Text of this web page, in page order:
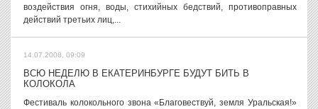
воздействия огня, воды, стихийных бедствий, противоправных
действий третьих лиц,...
14.07.2008, 09:09
ВСЮ НЕДЕЛЮ В ЕКАТЕРИНБУРГЕ БУДУТ БИТЬ В
КОЛОКОЛА
Фестиваль колокольного звона «Благовествуй, земля Уральская!»